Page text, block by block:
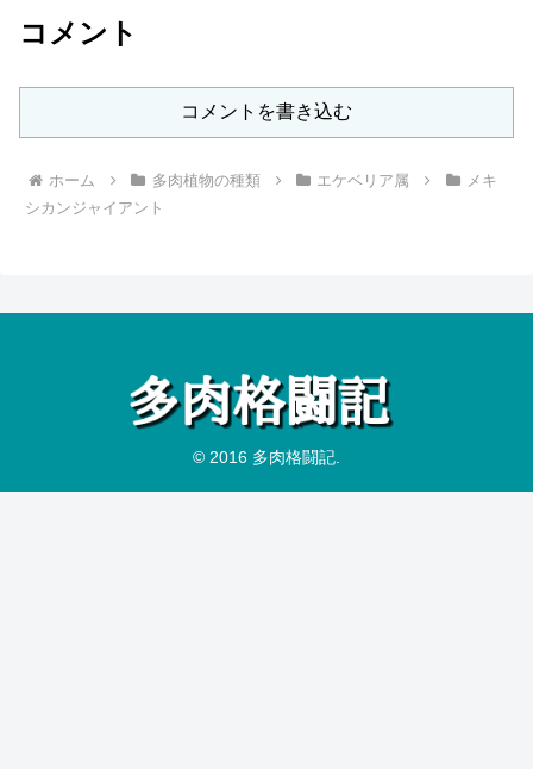
コメント
コメントを書き込む
ホーム 多肉植物の種類 エケベリア属
メキ
シカンジャイアント
© 2016 多肉格闘記.